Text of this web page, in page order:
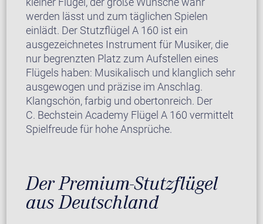
werden lässt und zum täglichen Spielen
einlädt. Der Stutzflügel A 160 ist ein
ausgezeichnetes Instrument für Musiker, die
nur begrenzten Platz zum Aufstellen eines
Flügels haben: Musikalisch und klanglich sehr
ausgewogen und präzise im Anschlag.
Klangschön, farbig und obertonreich. Der
C. Bechstein Academy Flügel A 160 vermittelt
Spielfreude für hohe Ansprüche.
Der Premium-Stutzflügel
aus Deutschland